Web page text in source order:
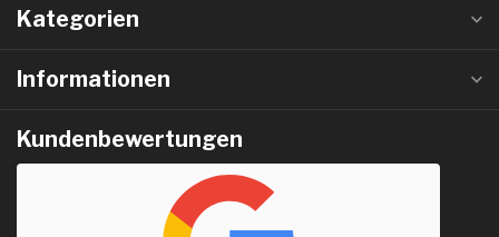
Kategorien
Informationen
Kundenbewertungen